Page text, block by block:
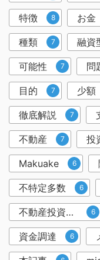
特徴 8 お金
種類 7
可能性 7 問
目的 7 少額
徹底解説 7
不動産 7
Makuake 6
不特定多数 6
不動産投資クラウドファンディング 6
資金調達 6